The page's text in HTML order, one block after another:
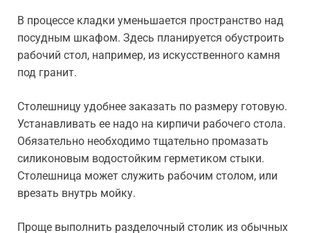
В процессе кладки уменьшается пространство над
посудным шкафом. Здесь планируется обустроить
рабочий стол, например, из искусственного камня
под гранит.
Столешницу удобнее заказать по размеру готовую.
Устанавливать ее надо на кирпичи рабочего стола.
Обязательно необходимо тщательно промазать
силиконовым водостойким герметиком стыки.
Столешница может служить рабочим столом, или
врезать внутрь мойку.
Проще выполнить разделочный столик из обычных